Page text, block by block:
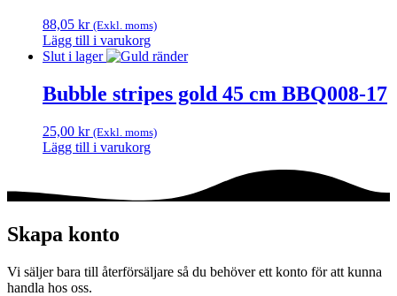
88,05 kr (Exkl. moms)
Lägg till i varukorg
Slut i lager
Bubble stripes gold 45 cm BBQ008-17
25,00 kr (Exkl. moms)
Lägg till i varukorg
Skapa konto
Vi säljer bara till återförsäljare så du behöver ett konto för att kunna
handla hos oss.